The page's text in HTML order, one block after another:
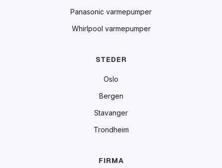
Panasonic varmepumper
Whirlpool varmepumper
STEDER
Oslo
Bergen
Stavanger
Trondheim
FIRMA